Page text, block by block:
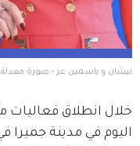
نيشان و ياسمين عز - صورة معدلة